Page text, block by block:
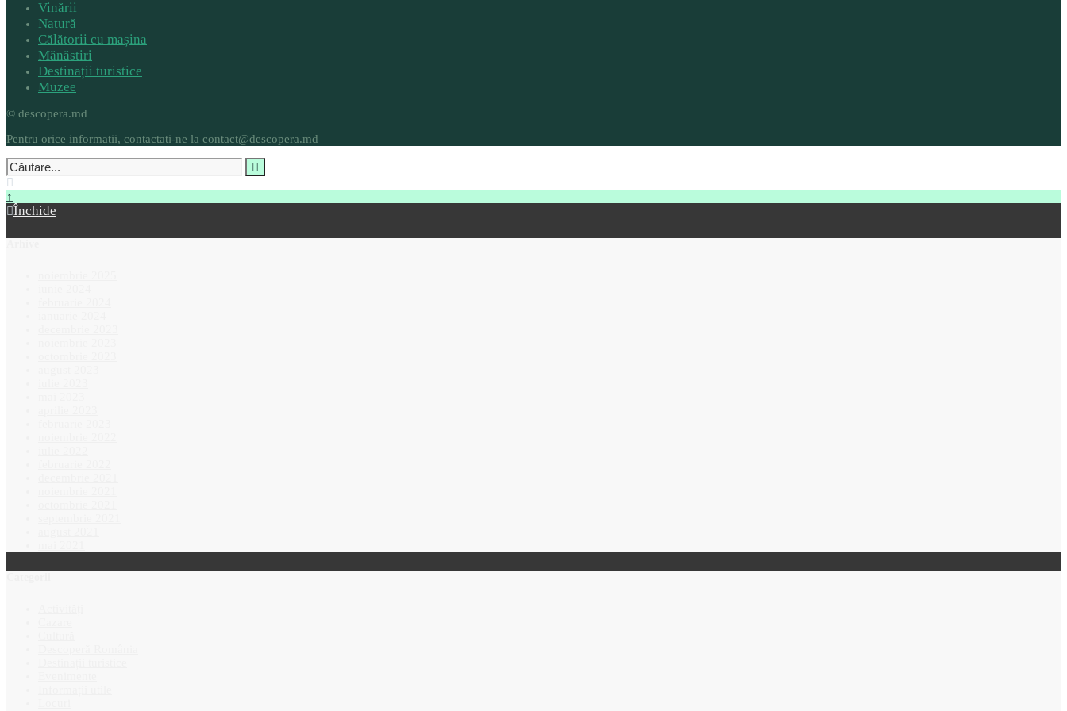
Vinării
Natură
Călătorii cu mașina
Mănăstiri
Destinații turistice
Muzee
© descopera.md
Pentru orice informatii, contactati-ne la contact@descopera.md
↑
Închide